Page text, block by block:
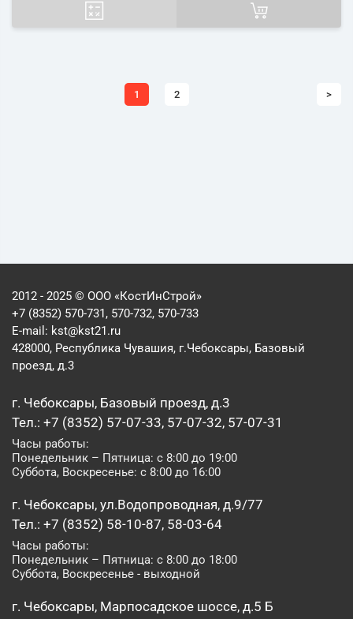
1 2 >
2012 - 2025 © ООО «КостИнСтрой»
+7 (8352) 570-731, 570-732, 570-733
E-mail: kst@kst21.ru
428000, Республика Чувашия, г.Чебоксары, Базовый
проезд, д.3
г. Чебоксары, Базовый проезд, д.3
Тел.: +7 (8352) 57-07-33, 57-07-32, 57-07-31
Часы работы:
Понедельник – Пятница: с 8:00 до 19:00
Суббота, Воскресенье: с 8:00 до 16:00
г. Чебоксары, ул.Водопроводная, д.9/77
Тел.: +7 (8352) 58-10-87, 58-03-64
Часы работы:
Понедельник – Пятница: с 8:00 до 18:00
Суббота, Воскресенье - выходной
г. Чебоксары, Марпосадское шоссе, д.5 Б